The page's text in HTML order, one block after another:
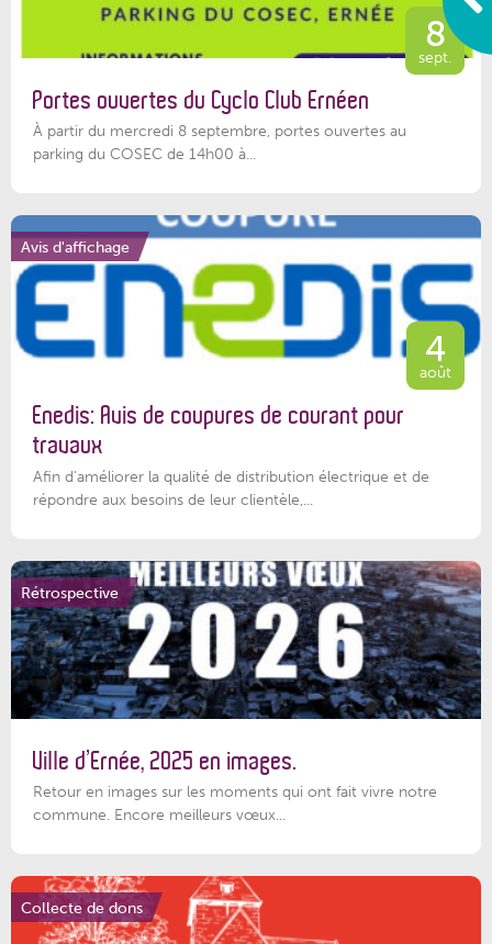
8
sept.
Portes ouvertes du Cyclo Club Ernéen
À partir du mercredi 8 septembre, portes ouvertes au
parking du COSEC de 14h00 à...
Avis d'affichage
4
août
Enedis: Avis de coupures de courant pour
travaux
Afin d’améliorer la qualité de distribution électrique et de
répondre aux besoins de leur clientèle,...
Rétrospective
Ville d’Ernée, 2025 en images.
Retour en images sur les moments qui ont fait vivre notre
commune. Encore meilleurs vœux...
Collecte de dons